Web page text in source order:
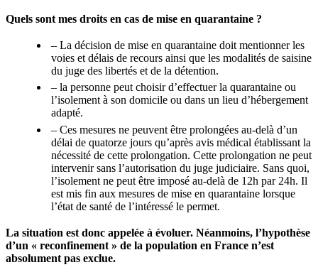
Quels sont mes droits en cas de mise en quarantaine ?
– La décision de mise en quarantaine doit mentionner les
voies et délais de recours ainsi que les modalités de saisine
du juge des libertés et de la détention.
– la personne peut choisir d’effectuer la quarantaine ou
l’isolement à son domicile ou dans un lieu d’hébergement
adapté.
– Ces mesures ne peuvent être prolongées au-delà d’un
délai de quatorze jours qu’après avis médical établissant la
nécessité de cette prolongation. Cette prolongation ne peut
intervenir sans l’autorisation du juge judiciaire. Sans quoi,
l’isolement ne peut être imposé au-delà de 12h par 24h. Il
est mis fin aux mesures de mise en quarantaine lorsque
l’état de santé de l’intéressé le permet.
La situation est donc appelée à évoluer. Néanmoins, l’hypothèse
d’un « reconfinement » de la population en France n’est
absolument pas exclue.